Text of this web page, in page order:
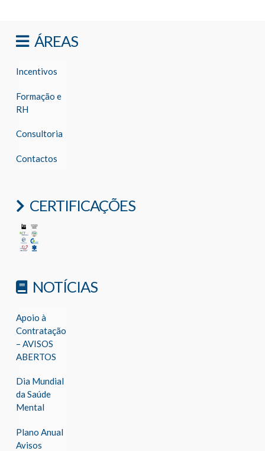
ÁREAS
Incentivos
Formação e
RH
Consultoria
Contactos
CERTIFICAÇÕES
NOTÍCIAS
Apoio à
Contratação
– AVISOS
ABERTOS
Dia Mundial
da Saúde
Mental
Plano Anual
Avisos